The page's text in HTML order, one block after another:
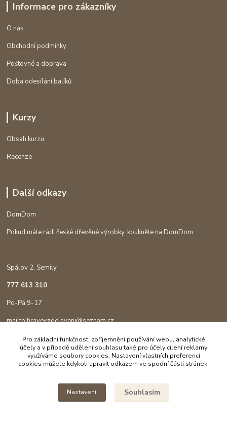
Informace pro zákazníky
O nás
Obchodní podmínky
Poštovné a doprava
Doba odesílání balíků
Kurzy
Obsah kurzu
Recenze
Další odkazy
DomDom
Pokud máte rádi české dřevěné výrobky, koukněte na DomDom
Spálov 2, Semily
777 613 310
Po-Pá 9-17
mailto:hravevzdelavani@seznam.cz
Pro základní funkčnost, zpříjemnění používání webu, analytické
účely a v případě udělení souhlasu také pro účely cílení reklamy
využíváme soubory cookies. Nastavení vlastních preferencí
cookies můžete kdykoli upravit odkazem ve spodní části stránek.
Nastavení Souhlasím